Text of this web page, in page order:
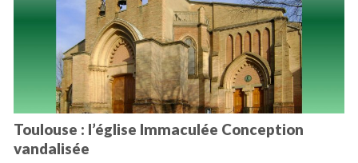
Toulouse : l’église Immaculée Conception
vandalisée